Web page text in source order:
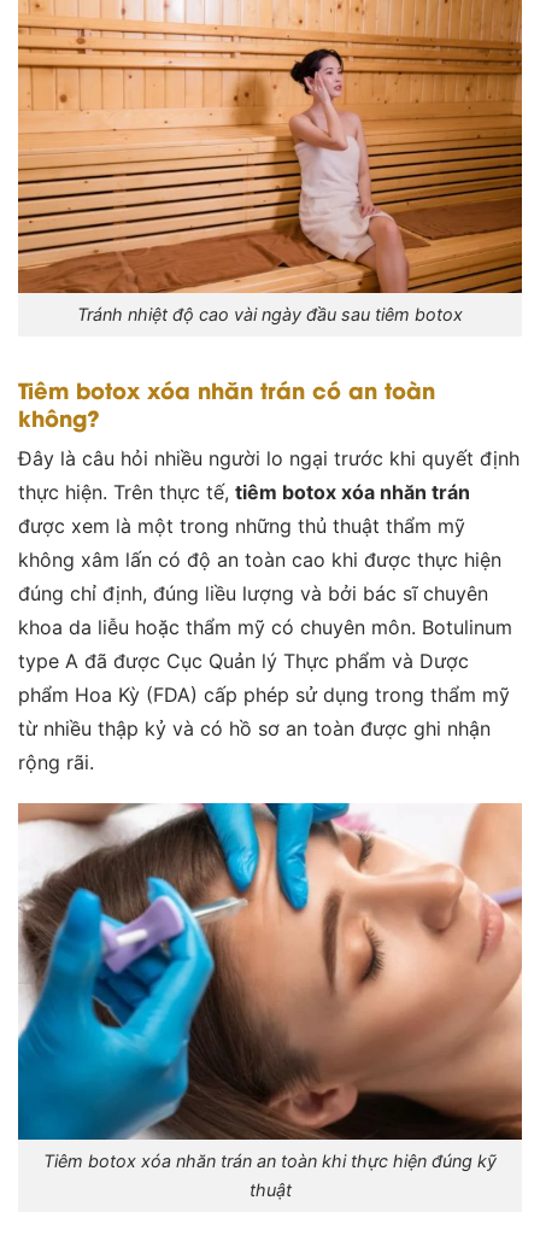
Tránh nhiệt độ cao vài ngày đầu sau tiêm botox
Tiêm botox xóa nhăn trán có an toàn
không?
Đây là câu hỏi nhiều người lo ngại trước khi quyết định
thực hiện. Trên thực tế, tiêm botox xóa nhăn trán
được xem là một trong những thủ thuật thẩm mỹ
không xâm lấn có độ an toàn cao khi được thực hiện
đúng chỉ định, đúng liều lượng và bởi bác sĩ chuyên
khoa da liễu hoặc thẩm mỹ có chuyên môn. Botulinum
type A đã được Cục Quản lý Thực phẩm và Dược
phẩm Hoa Kỳ (FDA) cấp phép sử dụng trong thẩm mỹ
từ nhiều thập kỷ và có hồ sơ an toàn được ghi nhận
rộng rãi.
Tiêm botox xóa nhăn trán an toàn khi thực hiện đúng kỹ
thuật